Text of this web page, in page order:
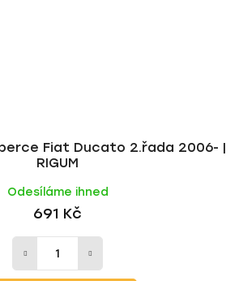
Fiat Ducato 2.řada 2006- |
RIGUM
Odesíláme ihned
691 Kč